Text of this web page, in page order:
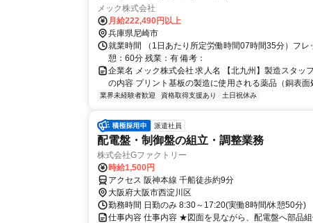
メック株式会社
月給222,490円以上
兵庫県尼崎市
就業時間 （1日あたり所定労働時間07時間35分）フ
憩：60分 残業：有 備考：
企業名 メック株式会社 求人名 【北九州】製造スタ
の内容 プリント基板の製造に使用される薬品（銅表
業界未経験者歓迎 資格取得支援あり 土日祝休み
派遣社員
配電盤・制御盤の組立・調整業務
株式会社Gファクトリー
時給1,500円
アクセス 阪神本線 千船徒歩約9分
大阪府大阪市西淀川区
勤務時間 日勤のみ 8:30～17:20(実働8時間/休憩50分)
仕事内容 仕事内容 ★図面を見ながら、配電盤へ部品